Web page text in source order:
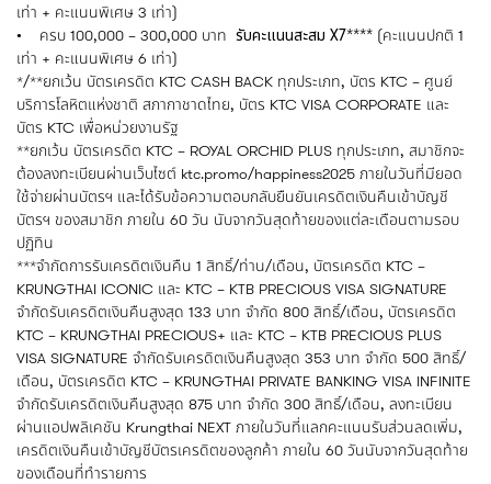
เท่า + คะแนนพิเศษ 3 เท่า)
• ครบ 100,000 – 300,000 บาท รับคะแนนสะสม X7**** (คะแนนปกติ 1
เท่า + คะแนนพิเศษ 6 เท่า)
*/**ยกเว้น บัตรเครดิต KTC CASH BACK ทุกประเภท, บัตร KTC – ศูนย์
บริการโลหิตแห่งชาติ สภากาชาดไทย, บัตร KTC VISA CORPORATE และ
บัตร KTC เพื่อหน่วยงานรัฐ
**ยกเว้น บัตรเครดิต KTC – ROYAL ORCHID PLUS ทุกประเภท, สมาชิกจะ
ต้องลงทะเบียนผ่านเว็บไซต์ ktc.promo/happiness2025 ภายในวันที่มียอด
ใช้จ่ายผ่านบัตรฯ และได้รับข้อความตอบกลับยืนยันเครดิตเงินคืนเข้าบัญชี
บัตรฯ ของสมาชิก ภายใน 60 วัน นับจากวันสุดท้ายของแต่ละเดือนตามรอบ
ปฏิทิน
***จำกัดการรับเครดิตเงินคืน 1 สิทธิ์/ท่าน/เดือน, บัตรเครดิต KTC –
KRUNGTHAI ICONIC และ KTC – KTB PRECIOUS VISA SIGNATURE
จำกัดรับเครดิตเงินคืนสูงสุด 133 บาท จำกัด 800 สิทธิ์/เดือน, บัตรเครดิต
KTC – KRUNGTHAI PRECIOUS+ และ KTC – KTB PRECIOUS PLUS
VISA SIGNATURE จำกัดรับเครดิตเงินคืนสูงสุด 353 บาท จำกัด 500 สิทธิ์/
เดือน, บัตรเครดิต KTC – KRUNGTHAI PRIVATE BANKING VISA INFINITE
จำกัดรับเครดิตเงินคืนสูงสุด 875 บาท จำกัด 300 สิทธิ์/เดือน, ลงทะเบียน
ผ่านแอปพลิเคชัน Krungthai NEXT ภายในวันที่แลกคะแนนรับส่วนลดเพิ่ม,
เครดิตเงินคืนเข้าบัญชีบัตรเครดิตของลูกค้า ภายใน 60 วันนับจากวันสุดท้าย
ของเดือนที่ทำรายการ